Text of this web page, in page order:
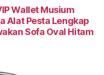
Wallet Musium
Alat Pesta Lengkap
Sofa Oval Hitam